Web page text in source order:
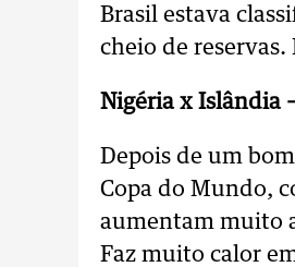
Brasil estava
cheio de reservas.
Nigéria x Islândia
Depois de um
Copa do Mundo,
aumentam muito
Faz muito calor